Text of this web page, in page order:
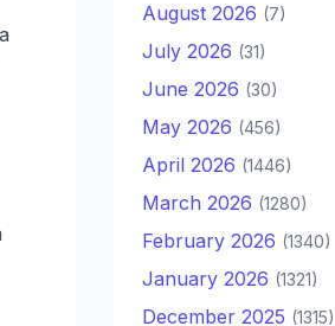
August 2026 (7)
July 2026 (31)
June 2026 (30)
May 2026 (456)
April 2026 (1446)
March 2026 (1280)
February 2026 (1340)
January 2026 (1321)
December 2025 (1315)